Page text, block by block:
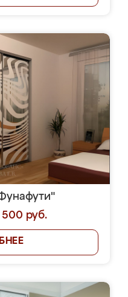
500 руб.